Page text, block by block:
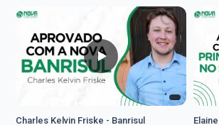
Charles Kelvin Friske - Banrisul